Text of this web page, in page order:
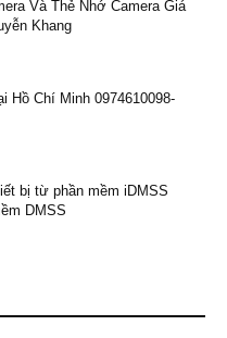
Và Thẻ Nhớ Camera Giá
Khang
Hồ Chí Minh 0974610098-
bị từ phần mềm iDMSS
DMSS